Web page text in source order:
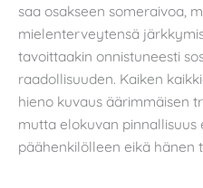
saa osakseen someraivoa,
mielenterveytensä
tavoittaakin onnistuneesti
raadollisuuden. Kaiken
hieno kuvaus äärimmäisen
mutta elokuvan pinnallisuus
päähenkilölleen eikä hänen